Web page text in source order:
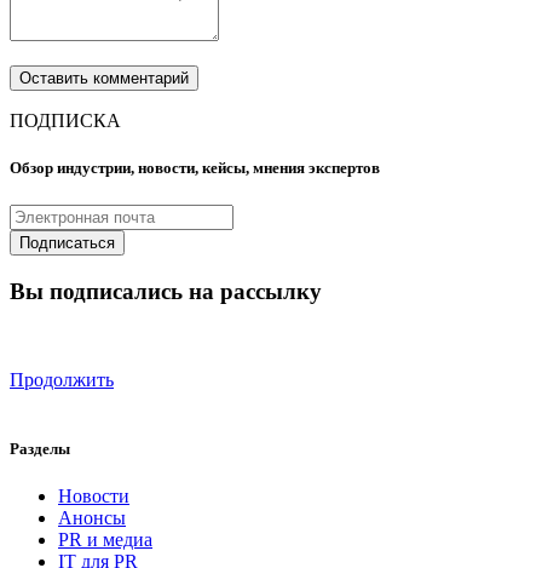
ПОДПИСКА
Обзор индустрии, новости, кейсы, мнения экспертов
Вы подписались на рассылку
Продолжить
Разделы
Новости
Анонсы
PR и медиа
IT для PR